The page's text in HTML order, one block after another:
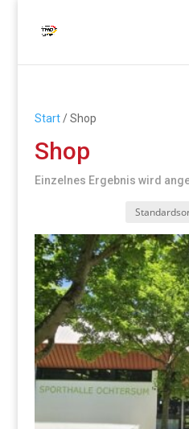
Start/ Shop
Shop
Einzelnes Ergebnis wird